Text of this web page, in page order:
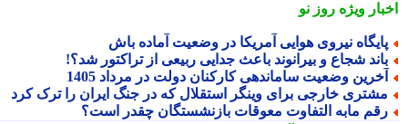
ویژهروز نو
نیروی هوایی آمریکا در وضعیت آماده باش
شجاع و بیرانوند باعث جدایی ربیعی از تراکتور شد؟!
وضعیت ساماندهی کارکنان دولت در مرداد 1405
خارجی برای وینگر استقلال که در جنگ ایران را ترک کرد
مابه التفاوت معوقات بازنشستگان چقدر است؟